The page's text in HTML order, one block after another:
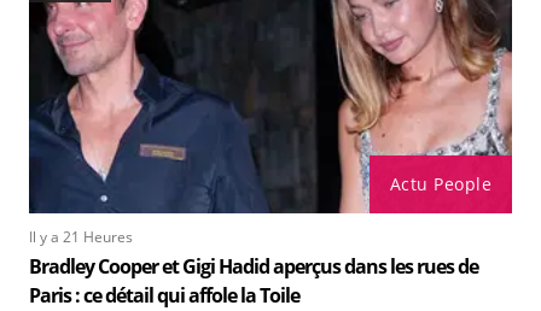
Actu People
Il y a 21 Heures
Bradley Cooper et Gigi Hadid aperçus dans les rues de
Paris : ce détail qui affole la Toile